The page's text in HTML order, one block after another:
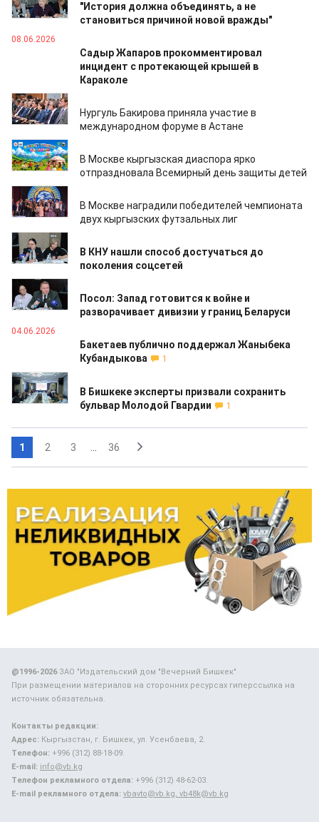
"История должна объединять, а не
становиться причиной новой вражды"
08.06.2026
Садыр Жапаров прокомментировал
инцидент с протекающей крышей в
Караколе
06.06.2026
Нургуль Бакирова приняла участие в
международном форуме в Астане
05.06.2026
В Москве кыргызская диаспора ярко
отпраздновала Всемирный день защиты детей
05.06.2026
В Москве наградили победителей чемпионата
двух кыргызских футзальных лиг
05.06.2026
В КНУ нашли способ достучаться до
поколения соцсетей
04.06.2026
Посол: Запад готовится к войне и
разворачивает дивизии у границ Беларуси
04.06.2026
Бакетаев публично поддержал Жаныбека
Кубандыкова
1
04.06.2026
В Бишкеке эксперты призвали сохранить
бульвар Молодой Гвардии
1
1 2 3 36
@1996-2026ЗАО "Издательский дом "Вечерний Бишкек"
При размещении материалов на сторонних ресурсах гиперссылка на
источник обязательна.
Контакты редакции:
Адрес: Кыргызстан, г. Бишкек, ул. Усенбаева, 2.
Телефон: +996 (312) 88-18-09.
E-mail: info@vb.kg
Телефон рекламного отдела: +996 (312) 48-62-03.
E-mail рекламного отдела: vbavto@vb.kg, vb48k@vb.kg